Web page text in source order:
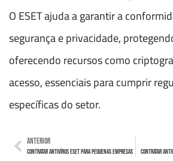
O ESET ajuda a garantir a
segurança e privacidade,
oferecendo recursos como
acesso, essenciais para cumprir
específicas do setor.
ANTERIOR
Contratar Antivírus ESET para pequenas empresas Contratar